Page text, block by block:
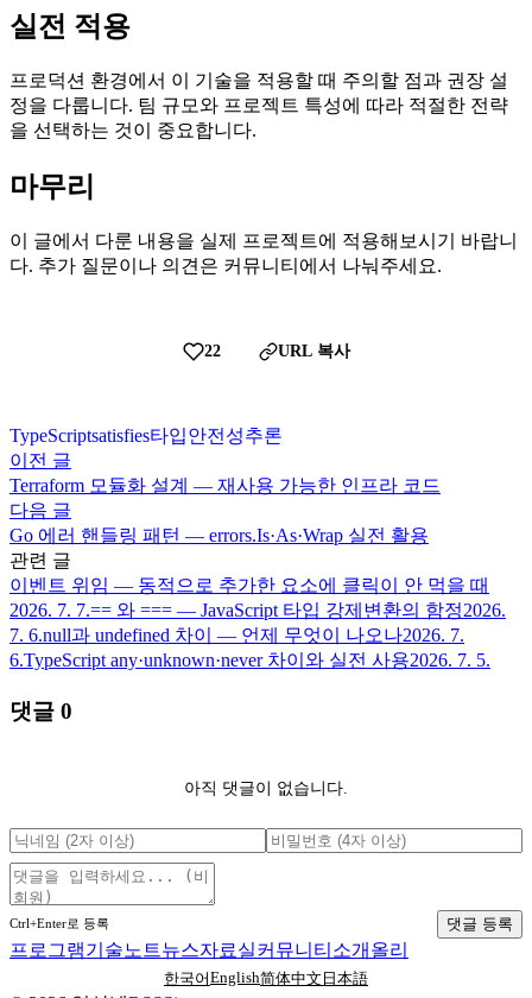
실전 적용
프로덕션 환경에서 이 기술을 적용할 때 주의할 점과 권장 설
정을 다룹니다. 팀 규모와 프로젝트 특성에 따라 적절한 전략
을 선택하는 것이 중요합니다.
마무리
이 글에서 다룬 내용을 실제 프로젝트에 적용해보시기 바랍니
다. 추가 질문이나 의견은 커뮤니티에서 나눠주세요.
22 URL 복사
TypeScriptsatisfies타입안전성추론
이전 글
Terraform 모듈화 설계 — 재사용 가능한 인프라 코드
다음 글
Go 에러 핸들링 패턴 — errors.Is·As·Wrap 실전 활용
관련 글
이벤트 위임 — 동적으로 추가한 요소에 클릭이 안 먹을 때
2026. 7. 7.== 와 === — JavaScript 타입 강제변환의 함정2026.
7. 6.null과 undefined 차이 — 언제 무엇이 나오나2026. 7.
6.TypeScript any·unknown·never 차이와 실전 사용2026. 7. 5.
댓글 0
아직 댓글이 없습니다.
Ctrl+Enter로 등록 댓글 등록
프로그램기술노트뉴스자료실커뮤니티 소개 올리
한국어English简体中文 日本語